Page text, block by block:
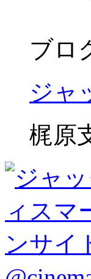
ブロ
ジャ
梶原